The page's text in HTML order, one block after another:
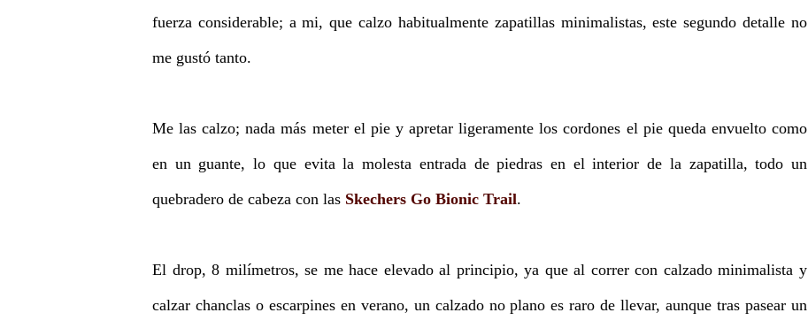
fuerza considerable; a mi, que calzo habitualmente zapatillas minimalistas, este segundo detalle no
me gustó tanto.
Me las calzo; nada más meter el pie y apretar ligeramente los cordones el pie queda envuelto como
en un guante, lo que evita la molesta entrada de piedras en el interior de la zapatilla, todo un
quebradero de cabeza con las Skechers Go Bionic Trail.
El drop, 8 milímetros, se me hace elevado al principio, ya que al correr con calzado minimalista y
calzar chanclas o escarpines en verano, un calzado no plano es raro de llevar, aunque tras pasear un